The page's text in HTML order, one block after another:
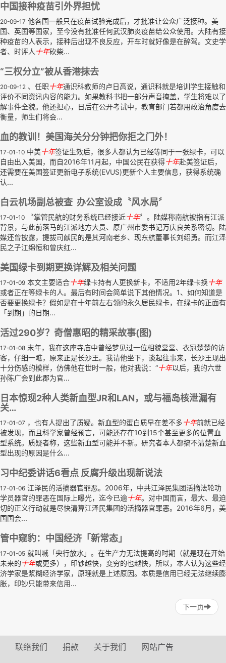
中国接种疫苗引外界担忧
20-09-17 他各国一般只在疫苗试验完成后，才批准让公众广泛接种。美
国、英国等国家，至今没有批准任何武汉肺炎疫苗给公众使用。大陆有接
种疫苗的人表示，接种后出现不良反应，开车时就好像是在醉驾。文史学
者、时评人 十年砍柴...
“三权分立”被从香港抹去
20-09-12 、任职十年通识科教师的卢日高说，通识科就是培训学生接触和
评价不同资讯内容的能力。如果教科书把一部分声音掩盖，学生将难以了
解事件全貌。他还担心，日后在公开考试中，教育部门若都用政治角度去
衡量，师生们将会...
血的教训！美国海关分分钟把你拒之门外！
17-01-10 中美十年签证生效后，很多人都认为已经等同于一张绿卡，可以
自由出入美国，而自2016年11月起，中国公民在获得十年赴美签证后，
还需要在美国签证更新电子系统(EVUS)更新个人主要信息，获得系统确
认...
白云机场副总被查 办公室设成〝风水局〞
17-01-10 〝掌管民航的财务系统已经接近十年〞。陆媒称南航被指有江派
背景，与此前落马的江派地方大员、原广州市委书记万庆良关系密切。陆
媒还曾披露，提拔司献民的是其河南老乡、现东航董事长刘绍勇。而江泽
民之子江绵恒和曾庆红...
美国绿卡到期更换详解及相关问题
17-01-09 本文主要适合十年绿卡持有人更换新卡，不适用2年绿卡换十年
或者正在等绿卡的人。最后有时间会简单说下其他情况。1、如何知道是
否要更换绿卡？假如是在十年前左右领的永久居民绿卡，在绿卡的正面有
「到期」的日期...
活过290岁？奇僧惠昭的精采故事(图)
17-01-08 末年，我在这座寺庙中曾经梦见过一位相貌堂堂、衣冠楚楚的访
客，仔细一瞧，原来正是长沙王。我请他坐下，谈起往事来，长沙王现出
十分伤感的模样，仿佛他在世时一般，他对我说：“十年以后，我的六世
孙陈广会到此郡为官...
日本惊现2种人类新血型JR和LAN，或与福岛核泄漏有
关…
17-01-07 ，也有人提出了质疑。新血型的蛋白质早在差不多十年前就已经
被发现，而且科学家曾经预言，可能还存在10到15个甚至更多的位置血
型系统。质疑者称，这些新血型可能并不新。研究者本人都搞不清楚新血
型出现的原因是什么...
习中纪委讲话6看点 反腐升级出现新说法
17-01-06 江泽民的活摘器官罪恶。2006年，中共江泽民集团活摘法轮功
学员器官的罪恶在国际上曝光，迄今已逾十年。对中国而言，最大、最迫
切的正义行动就是尽快清算江泽民集团的活摘器官罪恶。2016年6月，美
国国会...
管中窥豹：中国经济「新常态」
17-01-05 就叫喊「央行放水」。在生产力无法提高的时期（就是现在开始
未来的十年或更多），印钞越快，变穷的也越快，所以，本人认为这些经
济学家是浆糊经济学家，原理就是上述原因。本质是信用已经无法继续膨
胀，印钞只能带来信用...
下一页
联络我们 捐款 关于我们 网站广告